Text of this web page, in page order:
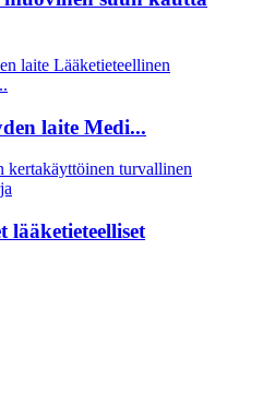
laite Medi...
lääketieteelliset